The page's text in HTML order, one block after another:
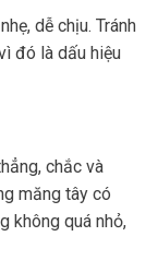
dễ chịu. Tránh
đó là dấu hiệu
chắc và
măng tây có
không quá nhỏ,